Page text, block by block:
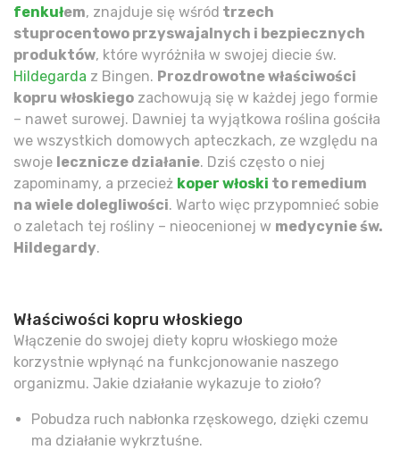
fenkułem, znajduje się wśród trzech
stuprocentowo przyswajalnych i bezpiecznych
produktów, które wyróżniła w swojej diecie św.
Hildegarda z Bingen. Prozdrowotne właściwości
kopru włoskiego zachowują się w każdej jego formie
– nawet surowej. Dawniej ta wyjątkowa roślina gościła
we wszystkich domowych apteczkach, ze względu na
swoje lecznicze działanie. Dziś często o niej
zapominamy, a przecież koper włoski to remedium
na wiele dolegliwości. Warto więc przypomnieć sobie
o zaletach tej rośliny – nieocenionej w medycynie św.
Hildegardy.
Właściwości kopru włoskiego
Włączenie do swojej diety kopru włoskiego może
korzystnie wpłynąć na funkcjonowanie naszego
organizmu. Jakie działanie wykazuje to zioło?
Pobudza ruch nabłonka rzęskowego, dzięki czemu
ma działanie wykrztuśne.